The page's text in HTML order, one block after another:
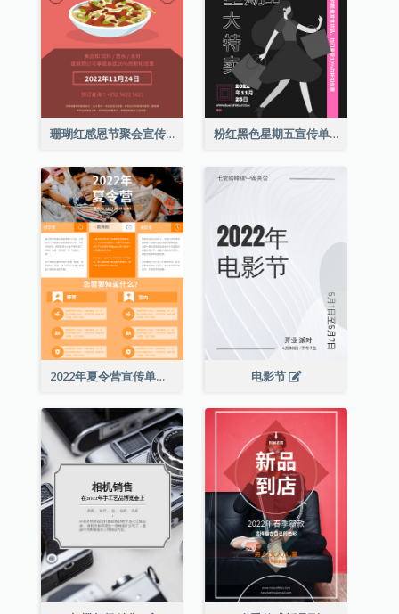
珊瑚红感恩节聚会宣传单张 粉红黑色星期五宣传单张
2022年夏令营宣传单张 电影节